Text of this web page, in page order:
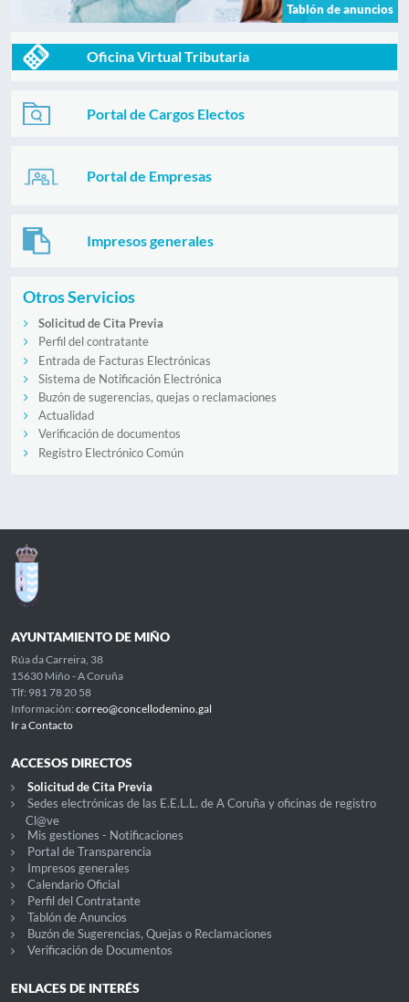
Tablón de anuncios
Oficina Virtual Tributaria
Portal de Cargos Electos
Portal de Empresas
Impresos generales
Otros Servicios
Solicitud de Cita Previa
Perfil del contratante
Entrada de Facturas Electrónicas
Sistema de Notificación Electrónica
Buzón de sugerencias, quejas o reclamaciones
Actualidad
Verificación de documentos
Registro Electrónico Común
AYUNTAMIENTO DE MIÑO
Rúa da Carreira, 38
15630 Miño - A Coruña
Tlf: 981 78 20 58
Información: correo@concellodemino.gal
Ir a Contacto
ACCESOS DIRECTOS
Solicitud de Cita Previa
Sedes electrónicas de las E.E.L.L. de A Coruña y oficinas de registro
Cl@ve
Mis gestiones - Notificaciones
Portal de Transparencia
Impresos generales
Calendario Oficial
Perfil del Contratante
Tablón de Anuncios
Buzón de Sugerencias, Quejas o Reclamaciones
Verificación de Documentos
ENLACES DE INTERÉS